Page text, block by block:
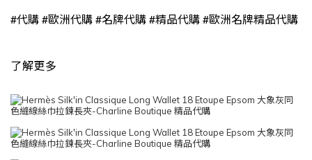
#代購 #歐洲代購 #名牌代購 #精品代購 #歐洲名牌精品代購
了解更多